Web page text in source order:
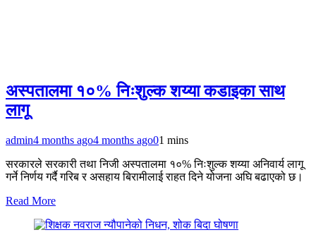
अस्पतालमा १०% निःशुल्क शय्या कडाइका साथ
लागू
admin4 months ago4 months ago01 mins
सरकारले सरकारी तथा निजी अस्पतालमा १०% निःशुल्क शय्या अनिवार्य लागू
गर्ने निर्णय गर्दै गरिब र असहाय बिरामीलाई राहत दिने योजना अघि बढाएको छ।
Read More